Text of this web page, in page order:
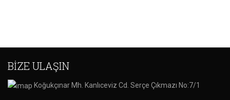
BİZE ULAŞIN
Koğukçınar Mh. Kanlıceviz Cd. Serçe Çıkmazı No:7/1